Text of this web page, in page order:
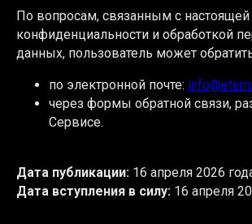
По вопросам, связанным с
конфиденциальности и обработкой
данных, пользователь может
по электронной почте:
через формы обратной связи,
Сервисе.
Дата публикации: 16 апреля 2026
Дата вступления в силу: 16 апреля